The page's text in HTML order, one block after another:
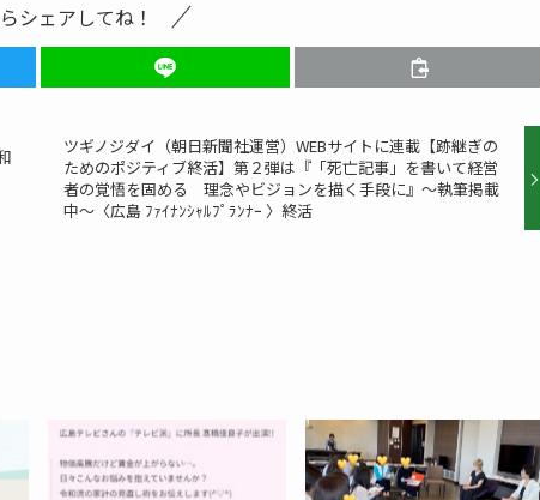
シェアしてね！
ツギノジダイ（朝日新聞社運営）WEBサイトに連載【跡継ぎの
ためのポジティブ終活】第２弾は『「死亡記事」を書いて経営
者の覚悟を固める 理念やビジョンを描く手段に』～執筆掲載
中～〈広島 ﾌｧｲﾅﾝｼｬﾙﾌﾟﾗﾝﾅｰ 〉終活